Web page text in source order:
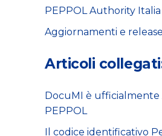
PEPPOL Authority Italia
Aggiornamenti e
Articoli
DocuMI è ufficialmente
PEPPOL
Il codice identificativo